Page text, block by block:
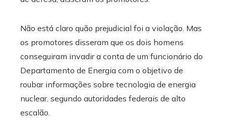
Não está claro quão prejudicial foi a violação. Mas
os promotores disseram que os dois homens
conseguiram invadir a conta de um funcionário do
Departamento de Energia com o objetivo de
roubar informações sobre tecnologia de energia
nuclear, segundo autoridades federais de alto
escalão.